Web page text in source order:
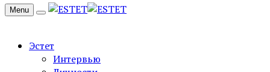
Menu
Эстет
Интервью